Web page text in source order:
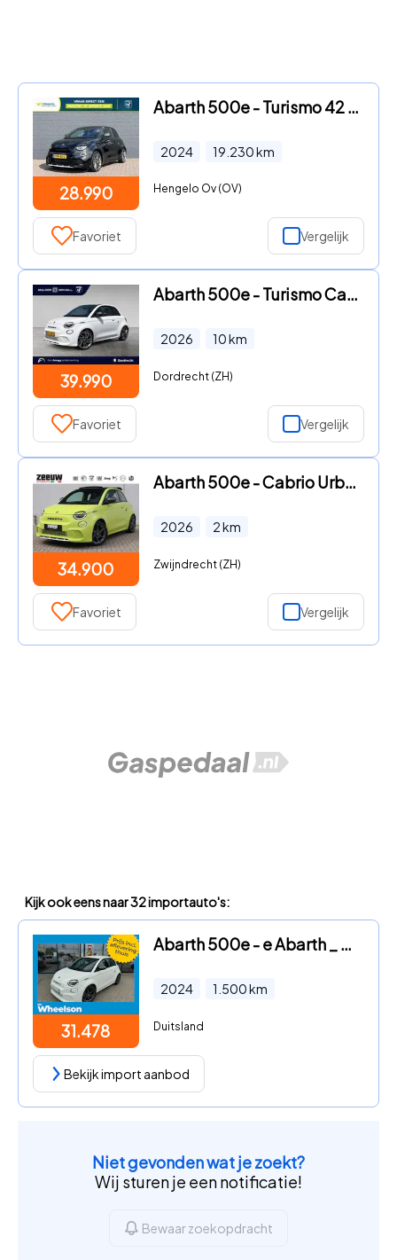
28.990
Abarth 500e - Turismo 42 kWh | SOH 95% | 155 PK | Sportstoelen |
2024 19.230km
Hengelo Ov (OV)
Favoriet Vergelijk
39.990
Abarth 500e - Turismo Cabrio EV 42kWh 155pk | APPLE CARPLAY / AN
2026 10km
Dordrecht (ZH)
Favoriet Vergelijk
34.900
Abarth 500e - Cabrio Urban 42 kWh | Navi | LED | Carplay | Camer
2026 2km
Zwijndrecht (ZH)
Favoriet Vergelijk
Kijk ook eens naar 32 importauto's:
31.478
Abarth 500e - e Abarth _ Garantieverlängerung
2024 1.500km
Duitsland
Bekijk import aanbod
Niet gevonden wat je zoekt?
Wij sturen je een notificatie!
Bewaar zoekopdracht